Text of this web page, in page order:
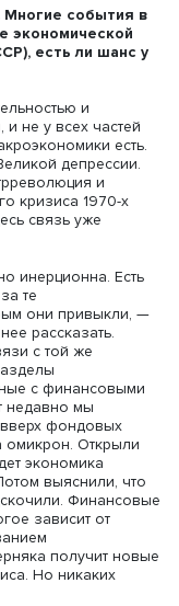
положением». В
что в Москве сам
на счет
но и на счет
в этом обществе:
Макашева,
известна в Европе
Многие
СССР), есть ли
и
и не у всех
у макроэкономики
за Великой
и
кризиса
здесь связь уже
инерционна.
за те
которым они
нее рассказать.
в связи с той же